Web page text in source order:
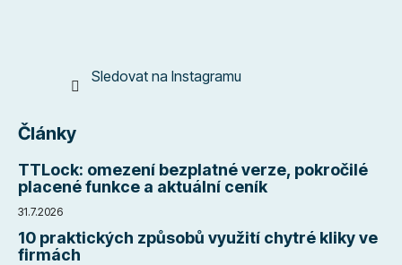
Sledovat na Instagramu
Články
TTLock: omezení bezplatné verze, pokročilé
placené funkce a aktuální ceník
31.7.2026
10 praktických způsobů využití chytré kliky ve
firmách